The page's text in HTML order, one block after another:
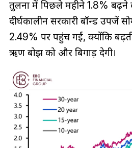
तुलना में पिछले महीने 1.8% बढ़ने
दीर्घकालीन सरकारी बॉन्ड उपजें
2.49% पर पहुंच गईं, क्योंकि
ऋण बोझ को और बिगाड़ देगी।